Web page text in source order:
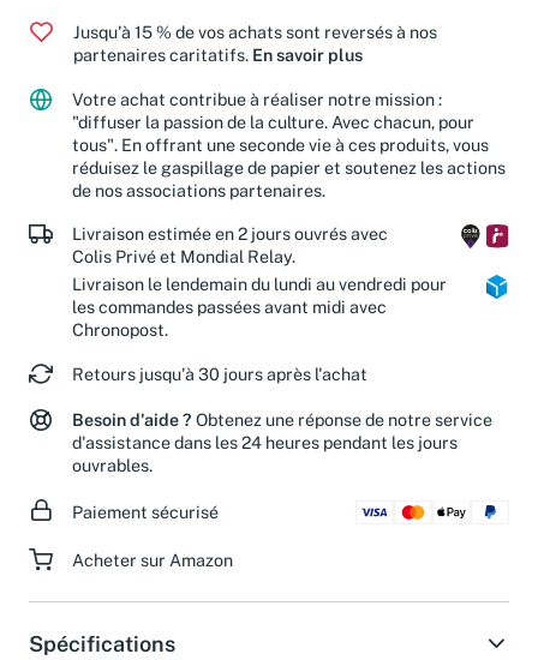
Jusqu'à 15 % de vos achats sont reversés à nos
partenaires caritatifs. En savoir plus
Votre achat contribue à réaliser notre mission :
"diffuser la passion de la culture. Avec chacun, pour
tous". En offrant une seconde vie à ces produits, vous
réduisez le gaspillage de papier et soutenez les actions
de nos associations partenaires.
Livraison estimée en 2 jours ouvrés avec
Colis Privé et Mondial Relay.
Livraison le lendemain du lundi au vendredi pour
les commandes passées avant midi avec
Chronopost.
Retours jusqu'à 30 jours après l'achat
Besoin d'aide ? Obtenez une réponse de notre service
d'assistance dans les 24 heures pendant les jours
ouvrables.
Paiement sécurisé
Acheter sur Amazon
Spécifications